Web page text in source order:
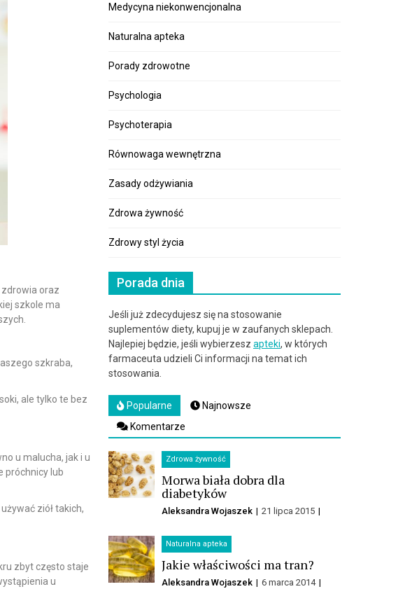
zdrowia oraz
szkole ma
szkraba,
ale tylko te bez
u malucha, jak i u
próchnicy lub
ziół takich,
zbyt często staje
u
Medycyna niekonwencjonalna
Naturalna apteka
Porady zdrowotne
Psychologia
Psychoterapia
Równowaga wewnętrzna
Zasady odżywiania
Zdrowa żywność
Zdrowy styl życia
Porada dnia
Jeśli już zdecydujesz się na stosowanie
suplementów diety, kupuj je w zaufanych sklepach.
Najlepiej będzie, jeśli wybierzesz apteki, w których
farmaceuta udzieli Ci informacji na temat ich
stosowania.
Popularne
Najnowsze
Komentarze
Zdrowa żywność
Morwa biała dobra dla
diabetyków
Aleksandra Wojaszek 21 lipca 2015
Naturalna apteka
Jakie właściwości ma tran?
Aleksandra Wojaszek 6 marca 2014